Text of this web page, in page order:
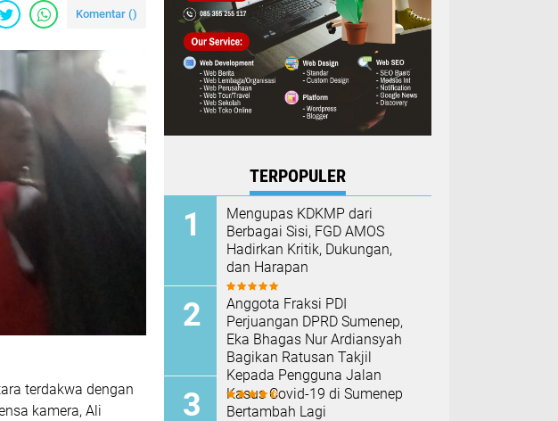
Komentar ()
terdakwa dengan
kamera, Ali
TERPOPULER
Mengupas KDKMP dari
Berbagai Sisi, FGD AMOS
Hadirkan Kritik, Dukungan,
dan Harapan
Anggota Fraksi PDI
Perjuangan DPRD Sumenep,
Eka Bhagas Nur Ardiansyah
Bagikan Ratusan Takjil
Kepada Pengguna Jalan
Kasus Covid-19 di Sumenep
Bertambah Lagi